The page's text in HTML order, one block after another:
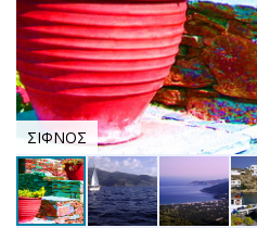
ΣΙΦΝΟΣ